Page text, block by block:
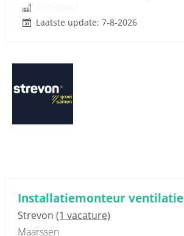
Laatste update: 7-8-2026
Installatiemonteur ventilatie
Strevon (1 vacature)
Maarssen